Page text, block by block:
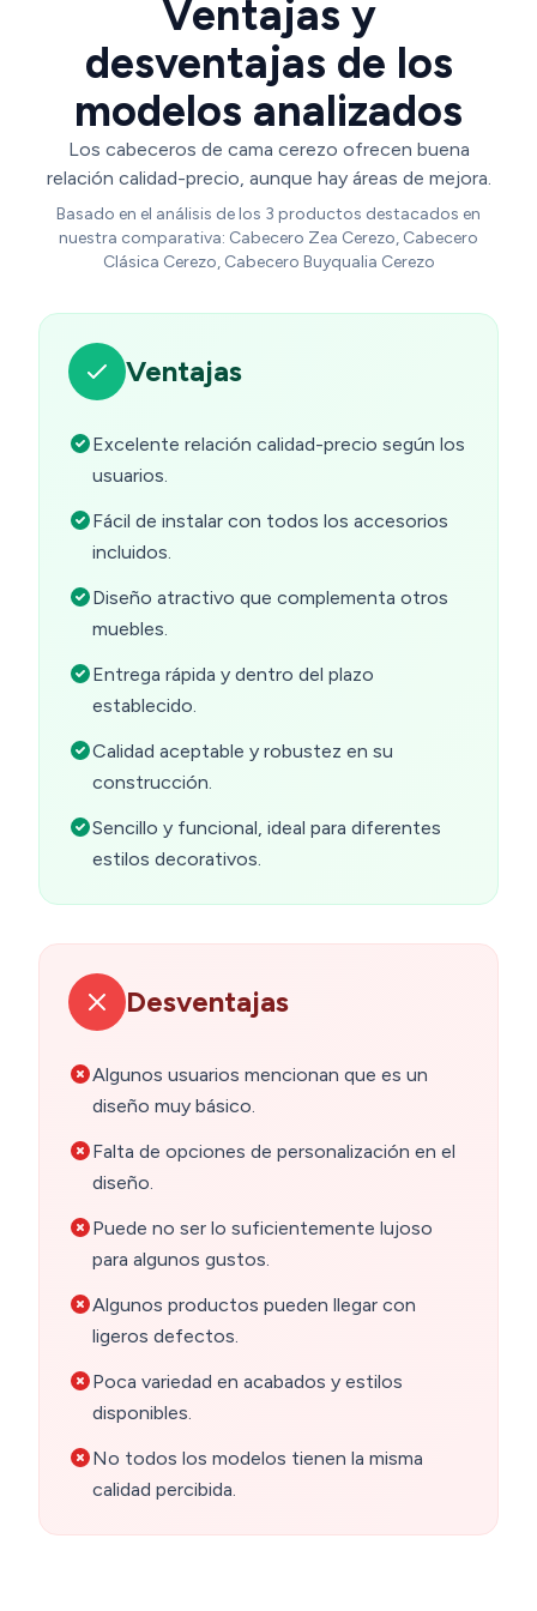
Ventajas y
desventajas de los
modelos analizados
Los cabeceros de cama cerezo ofrecen buena
relación calidad-precio, aunque hay áreas de mejora.
Basado en el análisis de los 3 productos destacados en
nuestra comparativa: Cabecero Zea Cerezo, Cabecero
Clásica Cerezo, Cabecero Buyqualia Cerezo
Ventajas
Excelente relación calidad-precio según los
usuarios.
Fácil de instalar con todos los accesorios
incluidos.
Diseño atractivo que complementa otros
muebles.
Entrega rápida y dentro del plazo
establecido.
Calidad aceptable y robustez en su
construcción.
Sencillo y funcional, ideal para diferentes
estilos decorativos.
Desventajas
Algunos usuarios mencionan que es un
diseño muy básico.
Falta de opciones de personalización en el
diseño.
Puede no ser lo suficientemente lujoso
para algunos gustos.
Algunos productos pueden llegar con
ligeros defectos.
Poca variedad en acabados y estilos
disponibles.
No todos los modelos tienen la misma
calidad percibida.